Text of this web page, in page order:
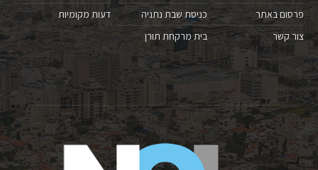
פרסום באתר
צור קשר
כניסת שבת נתניה
בית מרקחת תורן
דעות מקומיות